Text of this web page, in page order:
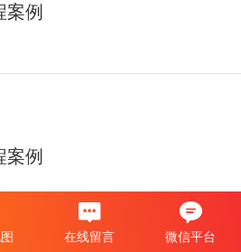
案例
案例
在线留言 微信平台